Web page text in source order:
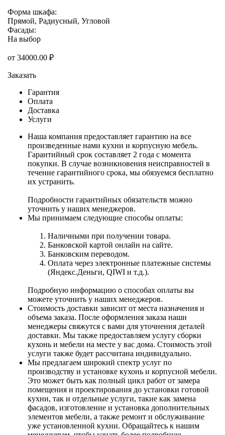
Форма шкафа:
Прямой, Радиусный, Угловой
Фасады:
На выбор
от 34000.00 ₽
Заказать
Гарантия
Оплата
Доставка
Услуги
Наша компания предоставляет гарантию на все
произведенные нами кухни и корпусную мебель.
Гарантийный срок составляет 2 года с момента
покупки. В случае возникновения неисправностей в
течение гарантийного срока, мы обязуемся бесплатно
их устранить.
Подробности гарантийных обязательств можно
уточнить у наших менеджеров.
Мы принимаем следующие способы оплаты:
Наличными при получении товара.
Банковской картой онлайн на сайте.
Банковским переводом.
Оплата через электронные платежные системы
(Яндекс.Деньги, QIWI и т.д.).
Подробную информацию о способах оплаты вы
можете уточнить у наших менеджеров.
Стоимость доставки зависит от места назначения и
объема заказа. После оформления заказа наши
менеджеры свяжутся с вами для уточнения деталей
доставки. Мы также предоставляем услугу сборки
кухонь и мебели на месте у вас дома. Стоимость этой
услуги также будет рассчитана индивидуально.
Мы предлагаем широкий спектр услуг по
производству и установке кухонь и корпусной мебели.
Это может быть как полный цикл работ от замера
помещения и проектирования до установки готовой
кухни, так и отдельные услуги, такие как замена
фасадов, изготовление и установка дополнительных
элементов мебели, а также ремонт и обслуживание
уже установленной кухни. Обращайтесь к нашим